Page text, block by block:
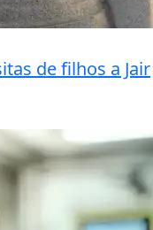
de filhos a Jair